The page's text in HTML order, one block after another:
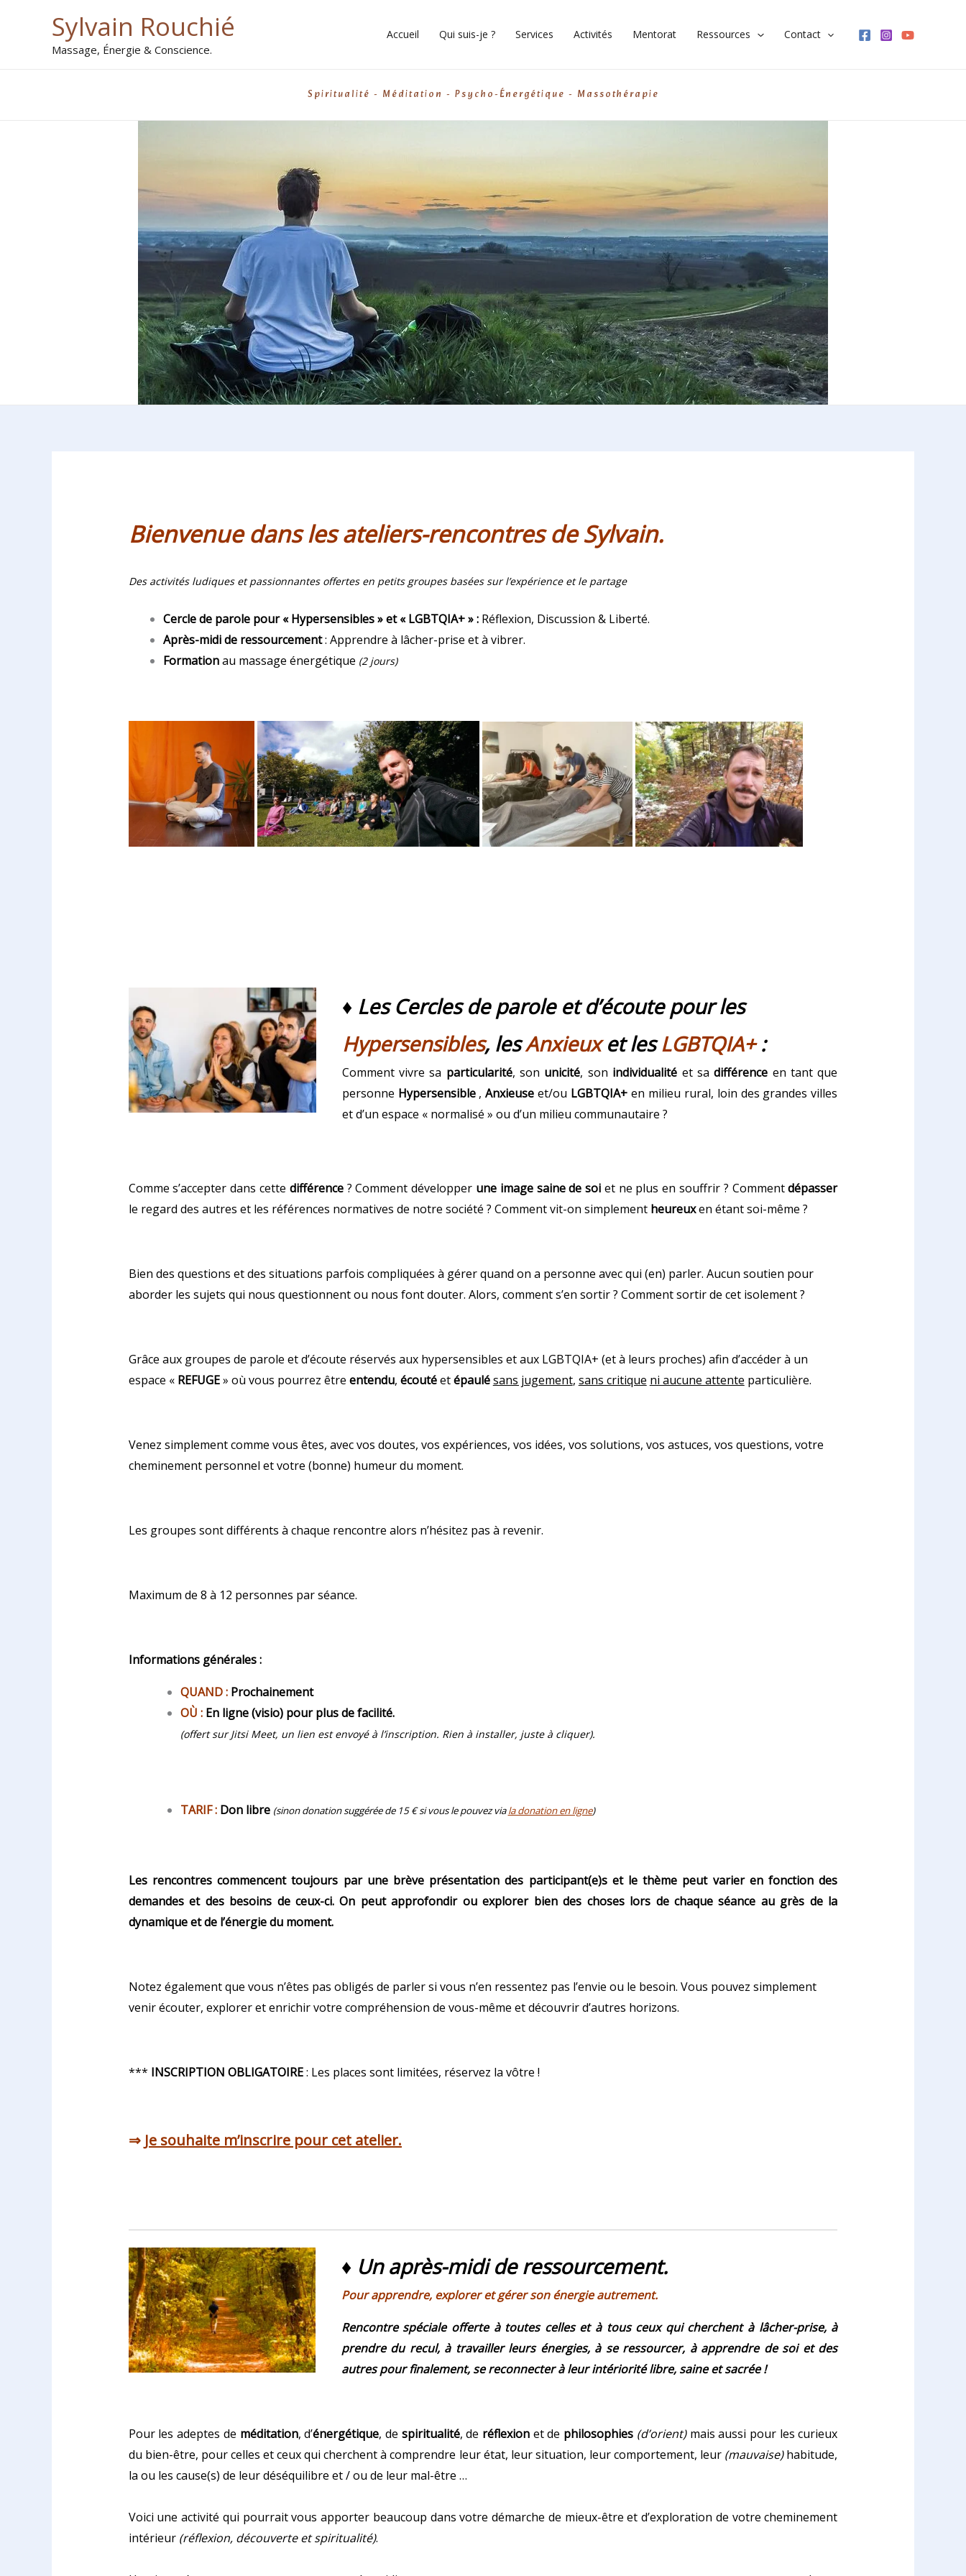
Sylvain Rouchié
Massage, Énergie & Conscience.
Accueil Qui suis-je ? Services Activités Mentorat Ressources Contact
Spiritualité - Méditation - Psycho-Énergétique - Massothérapie
Bienvenue dans les ateliers-rencontres de Sylvain.
Des activités ludiques et passionnantes offertes en petits groupes basées sur l’expérience et le partage
Cercle de parole pour « Hypersensibles » et « LGBTQIA+ » : Réflexion, Discussion & Liberté.
Après-midide ressourcement: Apprendre à lâcher-prise et à vibrer.
Formationau massage énergétique (2 jours)
♦ Les Cercles de parole et d’écoute pour les
Hypersensibles, lesAnxieuxet lesLGBTQIA+:
Comment vivre sa particularité, son unicité, son individualité et sadifférence en tant que
personne Hypersensible,Anxieuse et/ou LGBTQIA+ en milieu rural, loin des grandes villes
et d’un espace « normalisé » ou d’un milieu communautaire ?
Comme s’accepter dans cette différence? Comment développer une image saine de soi et ne plus en souffrir ? Commentdépasser
le regard des autres et les références normatives de notre société ? Comment vit-on simplement heureuxen étant soi-même ?
Bien des questions et des situations parfois compliquées à gérer quand on a personne avec qui (en) parler. Aucun soutien pour
aborder les sujets qui nous questionnent ou nous font douter. Alors, comment s’en sortir ? Comment sortir de cet isolement ?
Grâce aux groupes de parole et d’écoute réservés aux hypersensibles et aux LGBTQIA+ (et à leurs proches) afin d’accéder à un
espace « REFUGE» où vous pourrez être entendu, écoutéetépaulésans jugement, sans critique ni aucune attente particulière.
Venez simplement comme vous êtes, avec vos doutes, vos expériences, vos idées, vos solutions, vos astuces, vos questions, votre
cheminement personnel et votre (bonne) humeur du moment.
Les groupes sont différents à chaque rencontre alors n’hésitez pas à revenir.
Maximum de 8 à 12 personnes par séance.
Informations générales :
QUAND : Prochainement
OÙ : En ligne (visio) pour plus de facilité.
(offert sur Jitsi Meet, un lien est envoyé à l’inscription. Rien à installer, juste à cliquer).
TARIF : Don libre (sinon donation suggérée de 15 € si vous le pouvez viala donation en ligne)
Les rencontres commencent toujours par une brève présentation des participant(e)s et le thème peut varier en fonction des
demandes et des besoins de ceux-ci. On peut approfondir ou explorer bien des choses lors de chaque séance au grès de la
dynamique et de l’énergie du moment.
Notez également que vous n’êtes pas obligés de parler si vous n’en ressentez pas l’envie ou le besoin. Vous pouvez simplement
venir écouter, explorer et enrichir votre compréhension de vous-même et découvrir d’autres horizons.
*** INSCRIPTION OBLIGATOIRE: Les places sont limitées, réservez la vôtre !
⇒ Je souhaite m’inscrire pour cet atelier.
♦ Un après-midi de ressourcement.
Pour apprendre, explorer et gérer son énergie autrement.
Rencontre spéciale offerte à toutes celles et à tous ceux qui cherchent à lâcher-prise, à
prendre du recul, à travailler leurs énergies, à se ressourcer, à apprendre de soi et des
autres pour finalement, se reconnecter à leur intériorité libre, saine et sacrée !
Pour les adeptes de méditation, d’énergétique, de spiritualité, de réflexion et de philosophies (d’orient)mais aussi pour les curieux
du bien-être, pour celles et ceux qui cherchent à comprendre leur état, leur situation, leur comportement, leur (mauvaise)habitude,
la ou les cause(s) de leur déséquilibre et / ou de leur mal-être …
Voici une activité qui pourrait vous apporter beaucoup dans votre démarche de mieux-être et d’exploration de votre cheminement
intérieur(réflexion, découverte et spiritualité).